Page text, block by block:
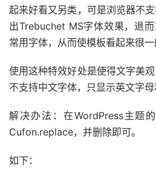
起来好看又另类，可是浏览器不
出Trebuchet MS字体效果，退
常用字体，从而使模板看起来很一
使用这种特效好处是使得文字美
不支持中文字体，只显示英文字母
解决办法：在WordPress主题
Cufon.replace，并删除即可。
如下：